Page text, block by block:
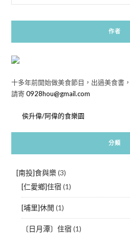
作者
十多年前開始做美食節目，出過美食書
請寄0928hou@gmail.com
侯升偉/阿偉的食樂園
分類
[南投]食與樂(3)
[仁愛鄉]住宿 (1)
[埔里]休閒 (1)
〔日月潭〕住宿 (1)